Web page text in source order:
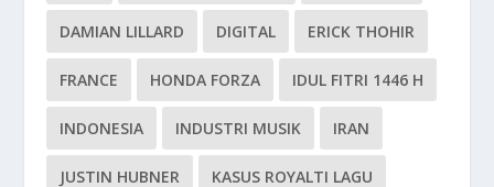
DAMIAN LILLARD DIGITAL ERICK THOHIR
FRANCE HONDA FORZA IDUL FITRI 1446 H
INDONESIA INDUSTRI MUSIK IRAN
JUSTIN HUBNER KASUS ROYALTI LAGU